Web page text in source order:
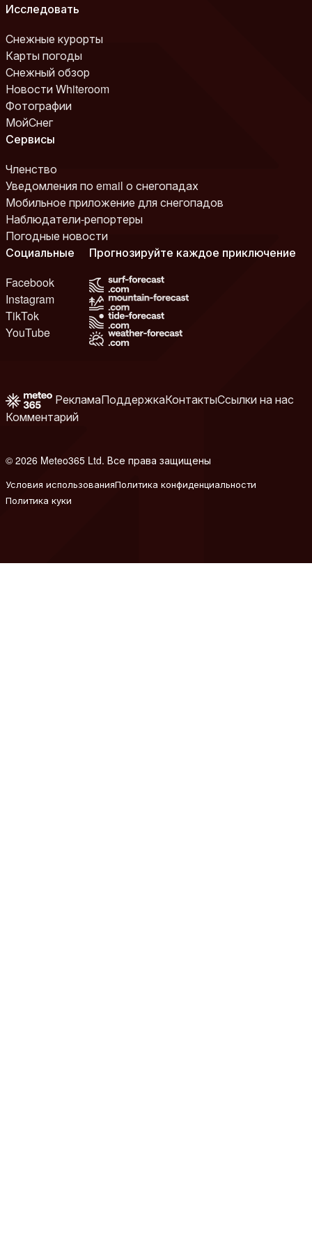
Исследовать
Снежные курорты
Карты погоды
Снежный обзор
Новости Whiteroom
Фотографии
МойСнег
Сервисы
Членство
Уведомления по email о снегопадах
Мобильное приложение для снегопадов
Наблюдатели-репортеры
Погодные новости
Социальные
Facebook
Instagram
TikTok
YouTube
Прогнозируйте каждое приключение
РекламаПоддержкаКонтактыСсылки на нас
Комментарий
© 2026 Meteo365 Ltd. Все права защищены
Условия использованияПолитика конфиденциальности
Политика куки